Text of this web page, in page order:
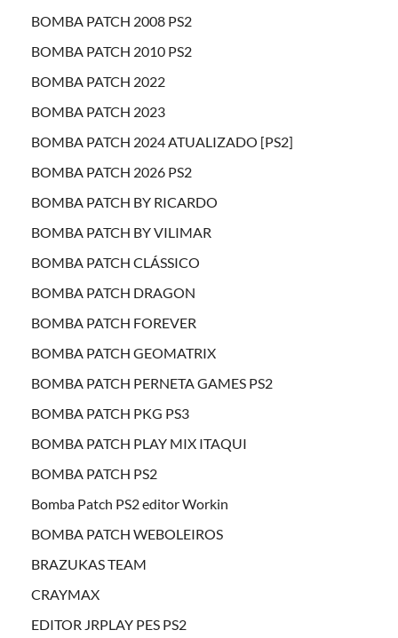
BOMBA PATCH 2008 PS2
BOMBA PATCH 2010 PS2
BOMBA PATCH 2022
BOMBA PATCH 2023
BOMBA PATCH 2024 ATUALIZADO [PS2]
BOMBA PATCH 2026 PS2
BOMBA PATCH BY RICARDO
BOMBA PATCH BY VILIMAR
BOMBA PATCH CLÁSSICO
BOMBA PATCH DRAGON
BOMBA PATCH FOREVER
BOMBA PATCH GEOMATRIX
BOMBA PATCH PERNETA GAMES PS2
BOMBA PATCH PKG PS3
BOMBA PATCH PLAY MIX ITAQUI
BOMBA PATCH PS2
Bomba Patch PS2 editor Workin
BOMBA PATCH WEBOLEIROS
BRAZUKAS TEAM
CRAYMAX
EDITOR JRPLAY PES PS2